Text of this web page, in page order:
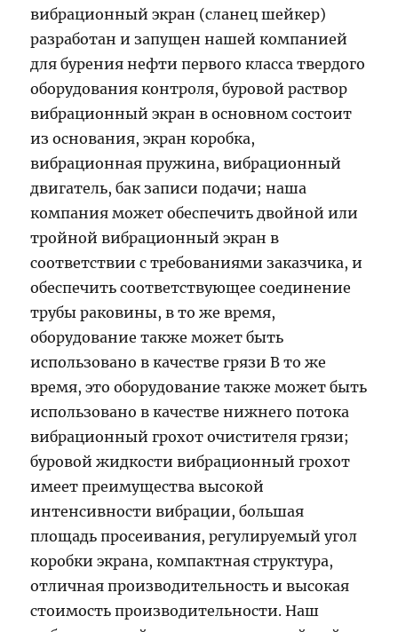
вибрационный экран (сланец шейкер)
разработан и запущен нашей компанией
для бурения нефти первого класса твердого
оборудования контроля, буровой раствор
вибрационный экран в основном состоит
из основания, экран коробка,
вибрационная пружина, вибрационный
двигатель, бак записи подачи; наша
компания может обеспечить двойной или
тройной вибрационный экран в
соответствии с требованиями заказчика, и
обеспечить соответствующее соединение
трубы раковины, в то же время,
оборудование также может быть
использовано в качестве грязи В то же
время, это оборудование также может быть
использовано в качестве нижнего потока
вибрационный грохот очистителя грязи;
буровой жидкости вибрационный грохот
имеет преимущества высокой
интенсивности вибрации, большая
площадь просеивания, регулируемый угол
коробки экрана, компактная структура,
отличная производительность и высокая
стоимость производительности. Наш